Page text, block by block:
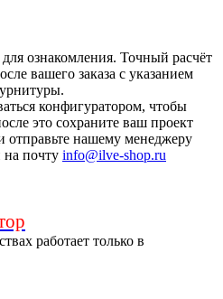
ознакомления. Точный расчёт
вашего заказа с указанием
конфигуратором, чтобы
это сохраните ваш проект
отправьте нашему менеджеру
на почту info@ilve-shop.ru
работает только в